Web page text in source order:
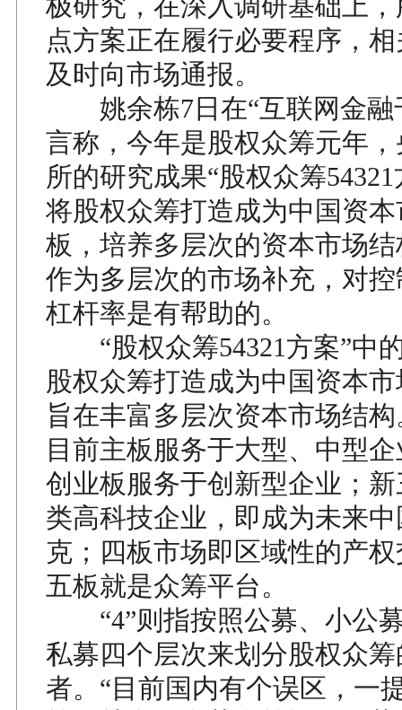
点方案正在履行必要程序，
及时向市场通报。
姚余栋7日在“互联网金融
言称，今年是股权众筹元年
所的研究成果“股权众筹
将股权众筹打造成为中国资
板，培养多层次的资本市场
作为多层次的市场补充，对
杠杆率是有帮助的。
“股权众筹54321方案”中的
股权众筹打造成为中国资本
旨在丰富多层次资本市场结
目前主板服务于大型、中型
创业板服务于创新型企业；
类高科技企业，即成为未来
克；四板市场即区域性的产
五板就是众筹平台。
“4”则指按照公募、小公
私募四个层次来划分股权众
者。“目前国内有个误区，一